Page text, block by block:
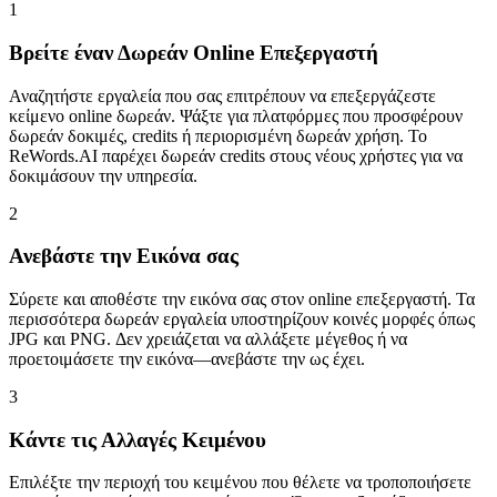
1
Βρείτε έναν Δωρεάν Online Επεξεργαστή
Αναζητήστε εργαλεία που σας επιτρέπουν να επεξεργάζεστε
κείμενο online δωρεάν. Ψάξτε για πλατφόρμες που προσφέρουν
δωρεάν δοκιμές, credits ή περιορισμένη δωρεάν χρήση. Το
ReWords.AI παρέχει δωρεάν credits στους νέους χρήστες για να
δοκιμάσουν την υπηρεσία.
2
Ανεβάστε την Εικόνα σας
Σύρετε και αποθέστε την εικόνα σας στον online επεξεργαστή. Τα
περισσότερα δωρεάν εργαλεία υποστηρίζουν κοινές μορφές όπως
JPG και PNG. Δεν χρειάζεται να αλλάξετε μέγεθος ή να
προετοιμάσετε την εικόνα—ανεβάστε την ως έχει.
3
Κάντε τις Αλλαγές Κειμένου
Επιλέξτε την περιοχή του κειμένου που θέλετε να τροποποιήσετε